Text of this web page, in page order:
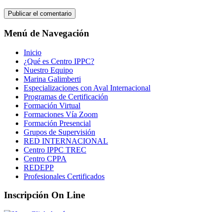
Menú de Navegación
Inicio
¿Qué es Centro IPPC?
Nuestro Equipo
Marina Galimberti
Especializaciones con Aval Internacional
Programas de Certificación
Formación Virtual
Formaciones Vía Zoom
Formación Presencial
Grupos de Supervisión
RED INTERNACIONAL
Centro IPPC TREC
Centro CPPA
REDEPP
Profesionales Certificados
Inscripción On Line